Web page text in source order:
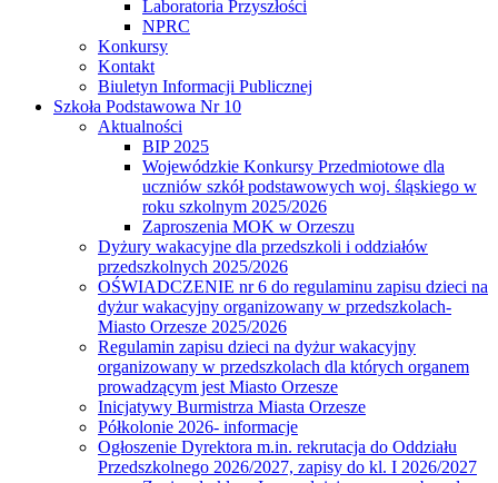
Laboratoria Przyszłości
NPRC
Konkursy
Kontakt
Biuletyn Informacji Publicznej
Szkoła Podstawowa Nr 10
Aktualności
BIP 2025
Wojewódzkie Konkursy Przedmiotowe dla
uczniów szkół podstawowych woj. śląskiego w
roku szkolnym 2025/2026
Zaproszenia MOK w Orzeszu
Dyżury wakacyjne dla przedszkoli i oddziałów
przedszkolnych 2025/2026
OŚWIADCZENIE nr 6 do regulaminu zapisu dzieci na
dyżur wakacyjny organizowany w przedszkolach-
Miasto Orzesze 2025/2026
Regulamin zapisu dzieci na dyżur wakacyjny
organizowany w przedszkolach dla których organem
prowadzącym jest Miasto Orzesze
Inicjatywy Burmistrza Miasta Orzesze
Półkolonie 2026- informacje
Ogłoszenie Dyrektora m.in. rekrutacja do Oddziału
Przedszkolnego 2026/2027, zapisy do kl. I 2026/2027